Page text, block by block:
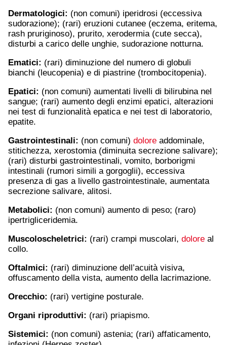
Dermatologici: (non comuni) iperidrosi (eccessiva
sudorazione); (rari) eruzioni cutanee (eczema, eritema,
rash pruriginoso), prurito, xerodermia (cute secca),
disturbi a carico delle unghie, sudorazione notturna.
Ematici: (rari) diminuzione del numero di globuli
bianchi (leucopenia) e di piastrine (trombocitopenia).
Epatici: (non comuni) aumentati livelli di bilirubina nel
sangue; (rari) aumento degli enzimi epatici, alterazioni
nei test di funzionalità epatica e nei test di laboratorio,
epatite.
Gastrointestinali: (non comuni) dolore addominale,
stitichezza, xerostomia (diminuita secrezione salivare);
(rari) disturbi gastrointestinali, vomito, borborigmi
intestinali (rumori simili a gorgoglii), eccessiva
presenza di gas a livello gastrointestinale, aumentata
secrezione salivare, alitosi.
Metabolici: (non comuni) aumento di peso; (raro)
ipertrigliceridemia.
Muscoloscheletrici: (rari) crampi muscolari, dolore al
collo.
Oftalmici: (rari) diminuzione dell’acuità visiva,
offuscamento della vista, aumento della lacrimazione.
Orecchio: (rari) vertigine posturale.
Organi riproduttivi: (rari) priapismo.
Sistemici: (non comuni) astenia; (rari) affaticamento,